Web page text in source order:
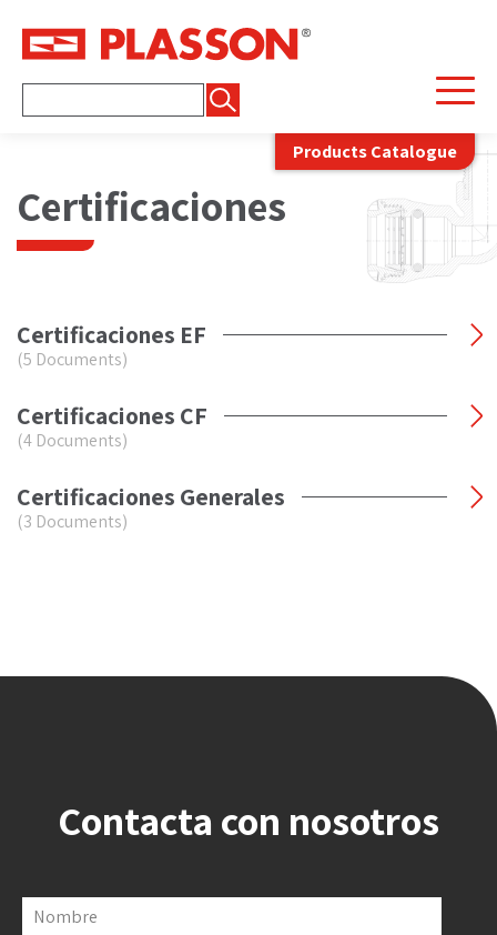
Products Catalogue
Certificaciones
Certificaciones EF
(5 Documents)
Certificaciones CF
(4 Documents)
Certificaciones Generales
(3 Documents)
Contacta con nosotros
Nombre